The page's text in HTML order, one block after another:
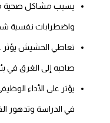
يسبب مشاكل صحية
واضطرابات نفسية
تعاطي الحشيش يؤثر
صاحبه إلى الغرق في
يؤثر على الأداء
في الدراسة وتدهور